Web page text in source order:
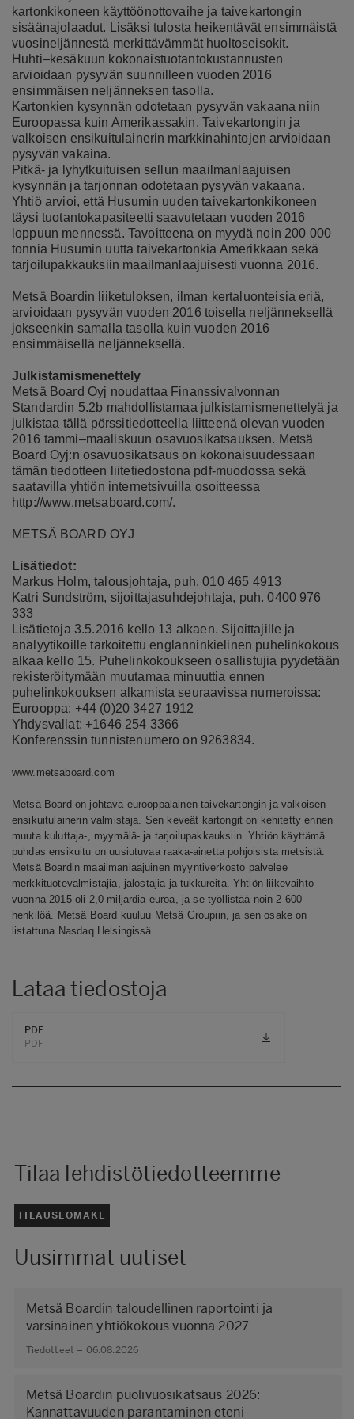
kartonkikoneen käyttöönottovaihe ja taivekartongin
sisäänajolaadut. Lisäksi tulosta heikentävät ensimmäistä
vuosineljännestä merkittävämmät huoltoseisokit.
Huhti–kesäkuun kokonaistuotantokustannusten
arvioidaan pysyvän suunnilleen vuoden 2016
ensimmäisen neljänneksen tasolla.
Kartonkien kysynnän odotetaan pysyvän vakaana niin
Euroopassa kuin Amerikassakin. Taivekartongin ja
valkoisen ensikuitulainerin markkinahintojen arvioidaan
pysyvän vakaina.
Pitkä- ja lyhytkuituisen sellun maailmanlaajuisen
kysynnän ja tarjonnan odotetaan pysyvän vakaana.
Yhtiö arvioi, että Husumin uuden taivekartonkikoneen
täysi tuotantokapasiteetti saavutetaan vuoden 2016
loppuun mennessä. Tavoitteena on myydä noin 200 000
tonnia Husumin uutta taivekartonkia Amerikkaan sekä
tarjoilupakkauksiin maailmanlaajuisesti vuonna 2016.
Metsä Boardin liiketuloksen, ilman kertaluonteisia eriä,
arvioidaan pysyvän vuoden 2016 toisella neljänneksellä
jokseenkin samalla tasolla kuin vuoden 2016
ensimmäisellä neljänneksellä.
Julkistamismenettely
Metsä Board Oyj noudattaa Finanssivalvonnan
Standardin 5.2b mahdollistamaa julkistamismenettelyä ja
julkistaa tällä pörssitiedotteella liitteenä olevan vuoden
2016 tammi–maaliskuun osavuosikatsauksen. Metsä
Board Oyj:n osavuosikatsaus on kokonaisuudessaan
tämän tiedotteen liitetiedostona pdf-muodossa sekä
saatavilla yhtiön internetsivuilla osoitteessa
http://www.metsaboard.com/.
METSÄ BOARD OYJ
Lisätiedot:
Markus Holm, talousjohtaja, puh. 010 465 4913
Katri Sundström, sijoittajasuhdejohtaja, puh. 0400 976
333
Lisätietoja 3.5.2016 kello 13 alkaen. Sijoittajille ja
analyytikoille tarkoitettu englanninkielinen puhelinkokous
alkaa kello 15. Puhelinkokoukseen osallistujia pyydetään
rekisteröitymään muutamaa minuuttia ennen
puhelinkokouksen alkamista seuraavissa numeroissa:
Eurooppa: +44 (0)20 3427 1912
Yhdysvallat: +1646 254 3366
Konferenssin tunnistenumero on 9263834.
www.metsaboard.com
Metsä Board on johtava eurooppalainen taivekartongin ja valkoisen
ensikuitulainerin valmistaja. Sen keveät kartongit on kehitetty ennen
muuta kuluttaja-, myymälä- ja tarjoilupakkauksiin. Yhtiön käyttämä
puhdas ensikuitu on uusiutuvaa raaka-ainetta pohjoisista metsistä.
Metsä Boardin maailmanlaajuinen myyntiverkosto palvelee
merkkituotevalmistajia, jalostajia ja tukkureita. Yhtiön liikevaihto
vuonna 2015 oli 2,0 miljardia euroa, ja se työllistää noin 2 600
henkilöä. Metsä Board kuuluu Metsä Groupiin, ja sen osake on
listattuna Nasdaq Helsingissä.
Lataa tiedostoja
PDF
PDF
Tilaa lehdistötiedotteemme
TILAUSLOMAKE
Uusimmat uutiset
Metsä Boardin taloudellinen raportointi ja
varsinainen yhtiökokous vuonna 2027
Tiedotteet – 06.08.2026
Metsä Boardin puolivuosikatsaus 2026:
Kannattavuuden parantaminen eteni